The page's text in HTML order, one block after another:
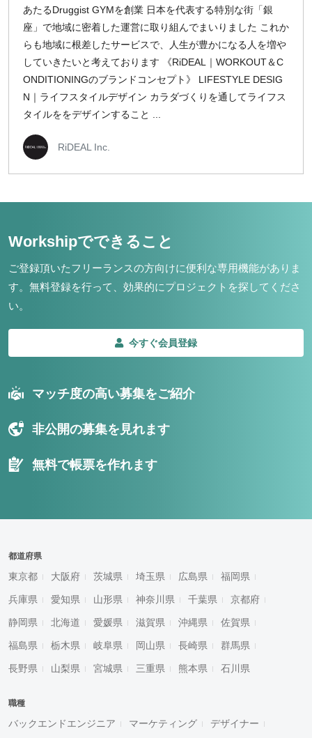
あたるDruggist GYMを創業 日本を代表する特別な街「銀
座」で地域に密着した運営に取り組んでまいりました これか
らも地域に根差したサービスで、人生が豊かになる人を増や
していきたいと考えております 《RiDEAL｜WORKOUT＆C
ONDITIONINGのブランドコンセプト》 LIFESTYLE DESIG
N｜ライフスタイルデザイン カラダづくりを通してライフス
タイルををデザインすること ...
RiDEAL Inc.
Workshipでできること
ご登録頂いたフリーランスの方向けに便利な専用機能がありま
す。 無料登録を行って、効果的にプロジェクトを探してくださ
い。
今すぐ会員登録
マッチ度の高い募集をご紹介
非公開の募集を見れます
無料で帳票を作れます
都道府県
東京都 大阪府 茨城県 埼玉県 広島県 福岡県
兵庫県 愛知県 山形県 神奈川県 千葉県 京都府
静岡県 北海道 愛媛県 滋賀県 沖縄県 佐賀県
福島県 栃木県 岐阜県 岡山県 長崎県 群馬県
長野県 山梨県 宮城県 三重県 熊本県 石川県
職種
バックエンドエンジニア マーケティング デザイナー